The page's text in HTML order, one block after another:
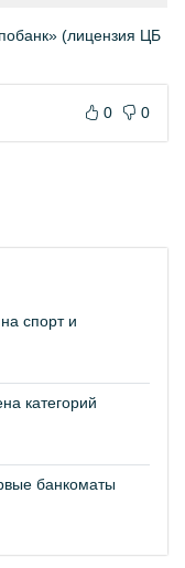
(лицензия ЦБ
0 0
спорт и
категорий
банкоматы